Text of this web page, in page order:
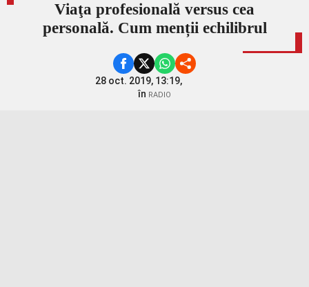
Viaţa profesională versus cea
personală. Cum menții echilibrul
28 oct. 2019, 13:19,
în RADIO